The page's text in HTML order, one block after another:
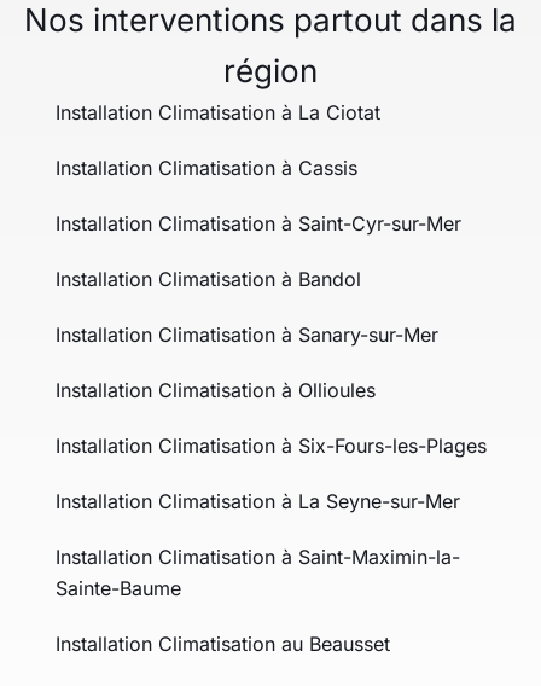
Nos interventions partout dans la
région
Installation Climatisation à La Ciotat
Installation Climatisation à Cassis
Installation Climatisation à Saint-Cyr-sur-Mer
Installation Climatisation à Bandol
Installation Climatisation à Sanary-sur-Mer
Installation Climatisation à Ollioules
Installation Climatisation à Six-Fours-les-Plages
Installation Climatisation à La Seyne-sur-Mer
Installation Climatisation à Saint-Maximin-la-
Sainte-Baume
Installation Climatisation au Beausset